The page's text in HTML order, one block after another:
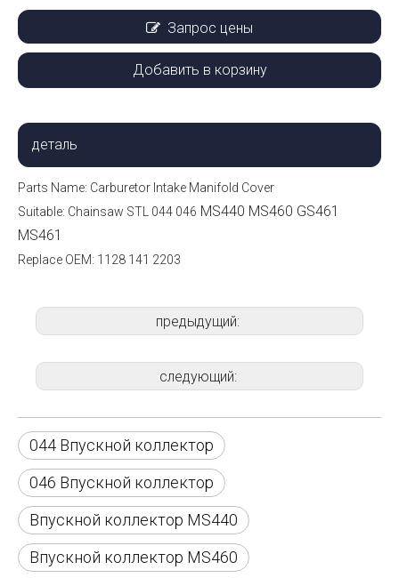
Запрос цены
Добавить в корзину
деталь
Parts Name: Carburetor Intake Manifold Cover
Suitable: Chainsaw STL 044 046 MS440 MS460 GS461
MS461
Replace OEM: 1128 141 2203
предыдущий:
следующий:
044 Впускной коллектор
046 Впускной коллектор
Впускной коллектор MS440
Впускной коллектор MS460